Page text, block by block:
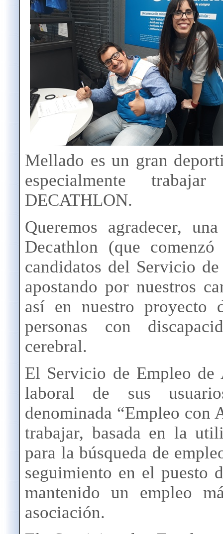
Mellado es un gran
especialmente
DECATHLON.
Queremos agradecer,
Decathlon (que
candidatos del Servicio
apostando por nuestros
así en nuestro proyecto
personas con
cerebral.
El Servicio de Empleo de
laboral de sus
denominada “Empleo con
trabajar, basada en la
para la búsqueda de
seguimiento en el puesto
mantenido un empleo
asociación.